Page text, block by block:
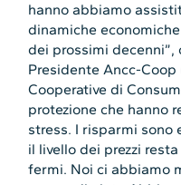
hanno abbiamo
dinamiche
dei prossimi decenni”,
Presidente Ancc-Coop
Cooperative di
protezione che hanno
stress. I risparmi sono
il livello dei prezzi
fermi. Noi ci abbiamo